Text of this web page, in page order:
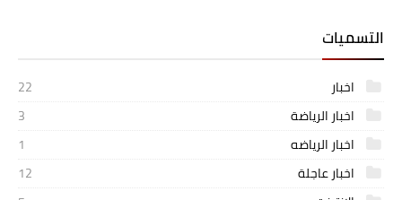
التسميات
اخبار
22
اخبار الرياضة
3
اخبار الرياضه
1
اخبار عاجلة
12